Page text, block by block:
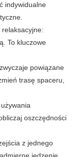
indywidualne
To kluczowe
powiązane
trasę spaceru,
oszczędności
z jednego